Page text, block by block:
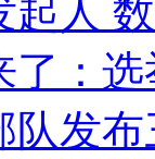
人
了：
队发